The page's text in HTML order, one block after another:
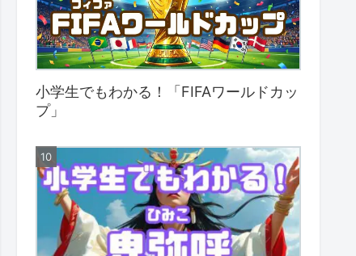
小学生でもわかる！「FIFAワールドカッ
プ」